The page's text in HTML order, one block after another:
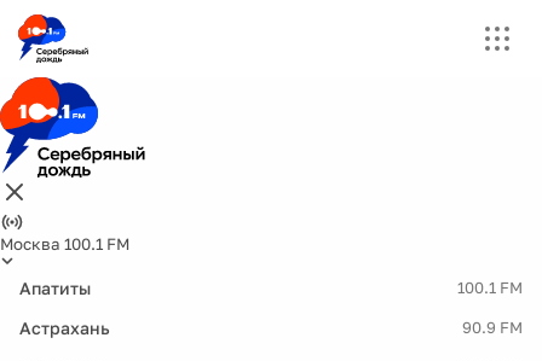
Москва 100.1 FM
Апатиты 100.1 FM
Астрахань 90.9 FM